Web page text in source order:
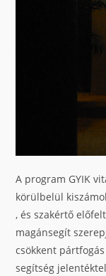
A program GYIK
körülbelül
, és szakértő
magánsegít
csökkent
segítség